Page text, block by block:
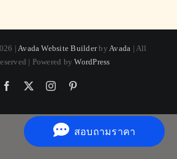
สอบถามราคา
| Avada Website Builderby Avada | All
| Powered byWordPress
Facebook Instagram